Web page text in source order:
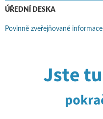
ÚŘEDNÍ DESKA
Povinně zveřejňované informace